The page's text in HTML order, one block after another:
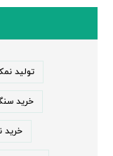
تولید
خرید
خرید